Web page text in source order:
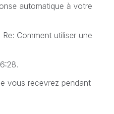
automatique à votre
Comment utiliser une
vous recevrez pendant